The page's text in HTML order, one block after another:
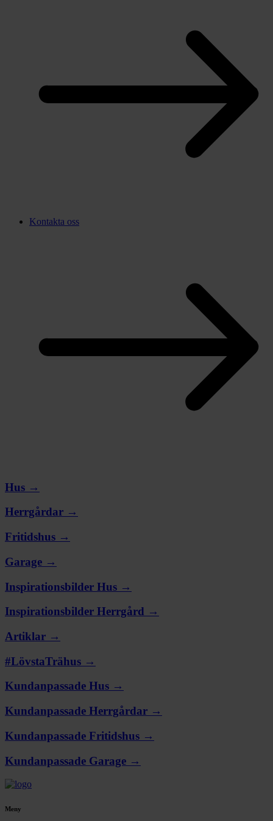
Kontakta oss
Hus →
Herrgårdar →
Fritidshus →
Garage →
Inspirationsbilder Hus →
Inspirationsbilder Herrgård →
Artiklar →
#LövstaTrähus →
Kundanpassade Hus →
Kundanpassade Herrgårdar →
Kundanpassade Fritidshus →
Kundanpassade Garage →
Meny